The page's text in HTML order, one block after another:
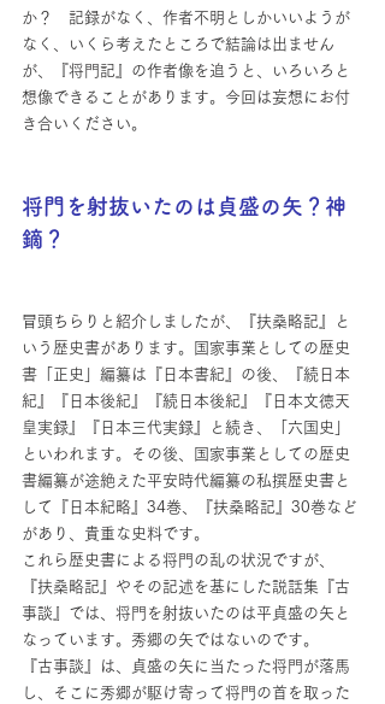
か？　記録がなく、作者不明としかいいようが
なく、いくら考えたところで結論は出ません
が、『将門記』の作者像を追うと、いろいろと
想像できることがあります。今回は妄想にお付
き合いください。
将門を射抜いたのは貞盛の矢？神
鏑？
冒頭ちらりと紹介しましたが、『扶桑略記』と
いう歴史書があります。国家事業としての歴史
書「正史」編纂は『日本書紀』の後、『続日本
紀』『日本後紀』『続日本後紀』『日本文徳天
皇実録』『日本三代実録』と続き、「六国史」
といわれます。その後、国家事業としての歴史
書編纂が途絶えた平安時代編纂の私撰歴史書と
して『日本紀略』34巻、『扶桑略記』30巻など
があり、貴重な史料です。
これら歴史書による将門の乱の状況ですが、
『扶桑略記』やその記述を基にした説話集『古
事談』では、将門を射抜いたのは平貞盛の矢と
なっています。秀郷の矢ではないのです。
『古事談』は、貞盛の矢に当たった将門が落馬
し、そこに秀郷が駆け寄って将門の首を取った